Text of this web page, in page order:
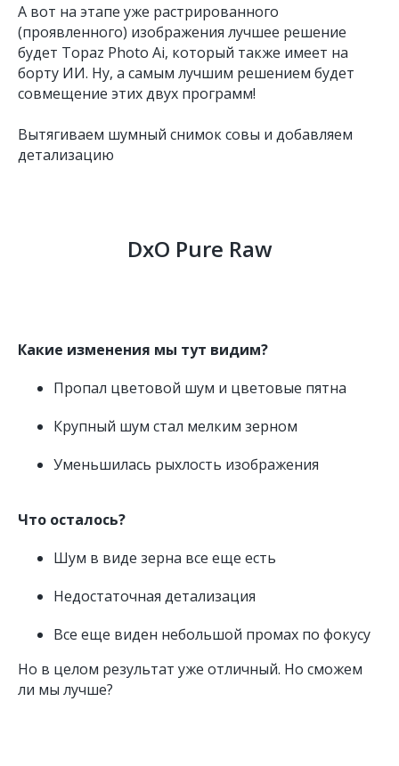
А вот на этапе уже растрированного
(проявленного) изображения лучшее решение
будет Topaz Photo Ai, который также имеет на
борту ИИ. Ну, а самым лучшим решением будет
совмещение этих двух программ!
Вытягиваем шумный снимок совы и добавляем
детализацию
DxO Pure Raw
Какие изменения мы тут видим?
Пропал цветовой шум и цветовые пятна
Крупный шум стал мелким зерном
Уменьшилась рыхлость изображения
Что осталось?
Шум в виде зерна все еще есть
Недостаточная детализация
Все еще виден небольшой промах по фокусу
Но в целом результат уже отличный. Но сможем
ли мы лучше?